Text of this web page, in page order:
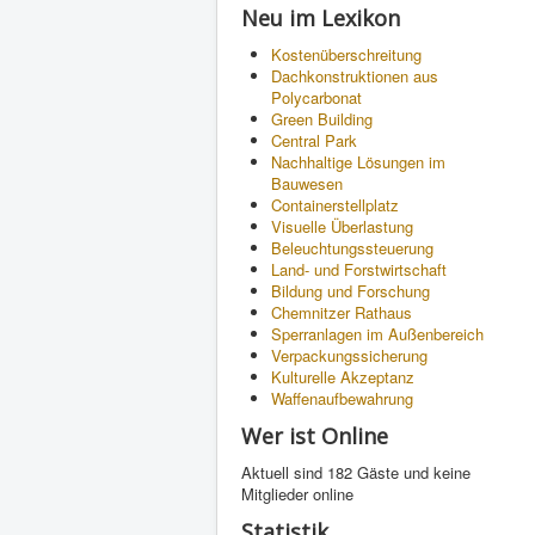
Neu im Lexikon
Kostenüberschreitung
Dachkonstruktionen aus
Polycarbonat
Green Building
Central Park
Nachhaltige Lösungen im
Bauwesen
Containerstellplatz
Visuelle Überlastung
Beleuchtungssteuerung
Land- und Forstwirtschaft
Bildung und Forschung
Chemnitzer Rathaus
Sperranlagen im Außenbereich
Verpackungssicherung
Kulturelle Akzeptanz
Waffenaufbewahrung
Wer ist Online
Aktuell sind 182 Gäste und keine
Mitglieder online